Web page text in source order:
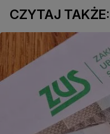
CZYTAJ TAKŻE: